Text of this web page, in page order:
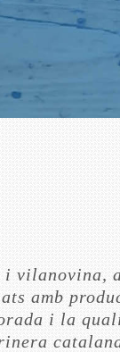
i vilanovina,
amb
i la